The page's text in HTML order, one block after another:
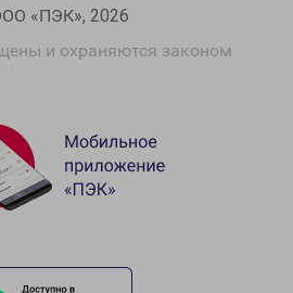
«ПЭК», 2026
и охраняются законом